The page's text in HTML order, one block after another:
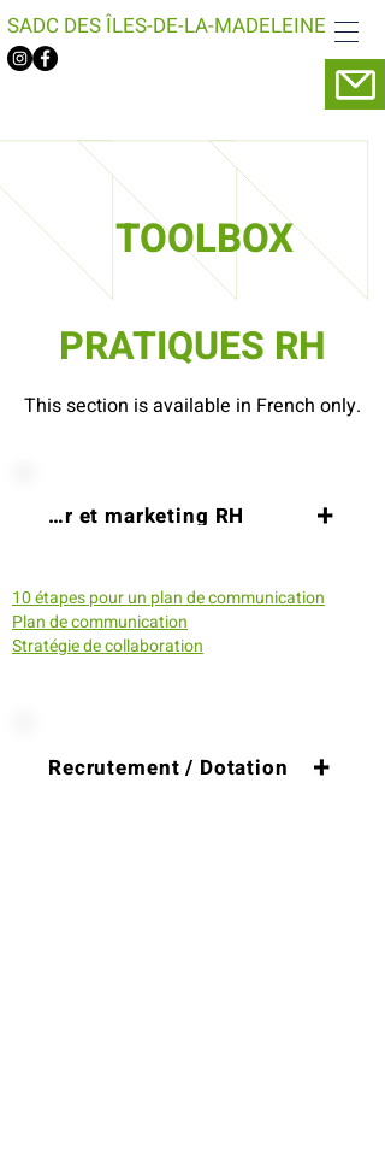
SADC DES ÎLES-DE-LA-MADELEINE
TOOLBOX
PRATIQUES RH
This section is available in French only.
et marketing RH
10 étapes pour un plan de communication
Plan de communication
Stratégie de collaboration
Recrutement / Dotation